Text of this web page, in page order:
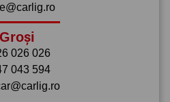
Groși
026 026
043 594